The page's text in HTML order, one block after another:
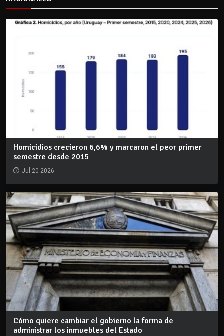
Homicidios crecieron 6,6% y marcaron el peor primer
semestre desde 2015
Jul 20 2026
Cómo quiere cambiar el gobierno la forma de
administrar los inmuebles del Estado